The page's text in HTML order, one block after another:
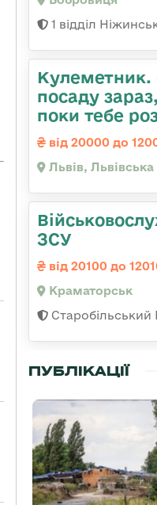
1 відділ
Кулеметник.
посаду
поки тебе
від 20000 до
Львів,
ЗСУ
від 20100 до
Краматорськ
ПУБЛІКАЦІЇ